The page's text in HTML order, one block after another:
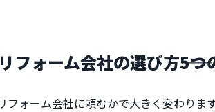
ォーム会社の選び方――5
ォーム会社に頼むかで大きく変わります